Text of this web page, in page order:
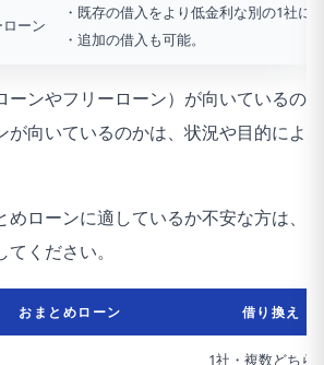
ーン
・既存の借入をより低金利な別の1社に
・追加の借入も可能。
ーンやフリーローン）が向いているの
が向いているのかは、状況や目的によ
ローンに適しているか不安な方は、
ください。
おまとめローン 借り換え（
1社・複数どちら